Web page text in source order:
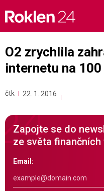
content
O2 zrychlila
internetu na
čtk 22. 1. 2016
Zapojte se do
ze světa finančních
Email: